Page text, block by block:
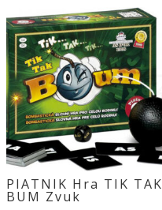
PIATNIK Hra TIK TAK
BUM Zvuk